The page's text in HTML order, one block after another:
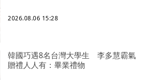
2026.08.06 15:28
韓國巧遇8名台灣大學生 李多慧霸氣
贈禮人人有：畢業禮物